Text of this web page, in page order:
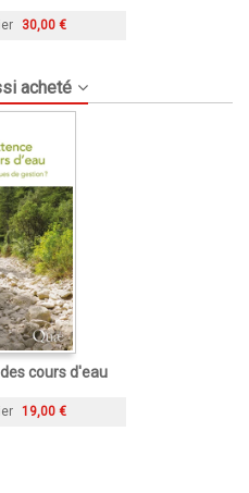
30,00 €
acheté
cours d'eau
19,00 €